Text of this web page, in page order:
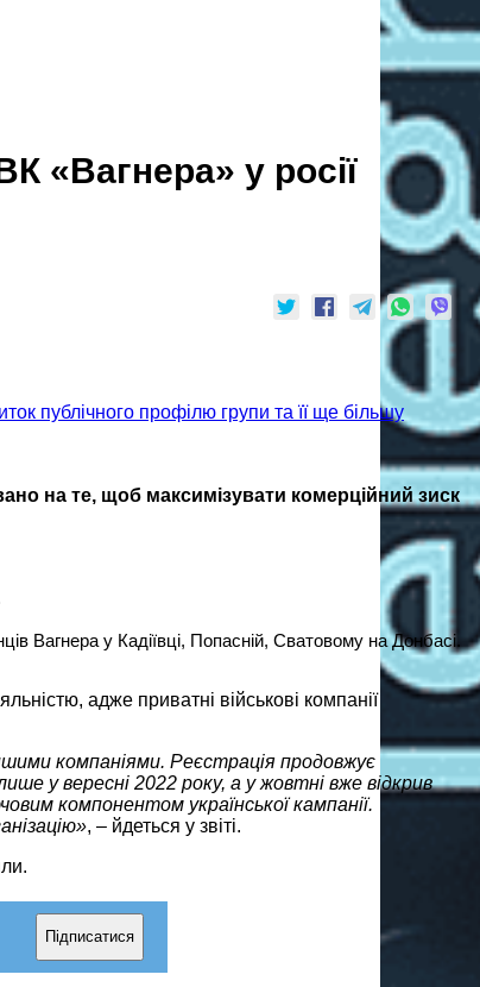
«Вагнера» у росії
на те, щоб максимізувати комерційний зиск
Вагнера у Кадіївці, Попасній, Сватовому на Донбасі.
адже приватні військові компанії
компаніями. Реєстрація продовжує
у вересні 2022 року, а у жовтні вже відкрив
компонентом української кампанії.
, – йдеться у звіті.
Підписатися